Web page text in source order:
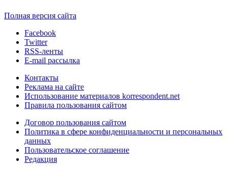
Полная версия сайта
Facebook
Twitter
RSS-ленты
E-mail рассылка
Контакты
Реклама на сайте
Использование материалов korrespondent.net
Правила пользования сайтом
Договор пользования сайтом
Политика в сфере конфиденциальности и персональных
данных
Пользовательское соглашение
Редакция